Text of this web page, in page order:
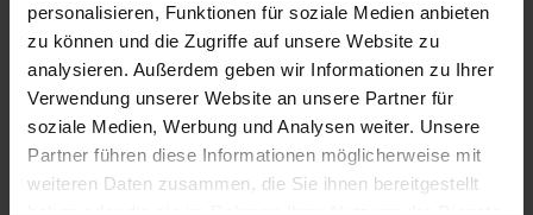
personalisieren, Funktionen für soziale Medien anbieten
zu können und die Zugriffe auf unsere Website zu
analysieren. Außerdem geben wir Informationen zu Ihrer
Verwendung unserer Website an unsere Partner für
soziale Medien, Werbung und Analysen weiter. Unsere
Partner führen diese Informationen möglicherweise mit
weiteren Daten zusammen, die Sie ihnen bereitgestellt
Produktdetails
Versand & Zahlung
Bewertungen